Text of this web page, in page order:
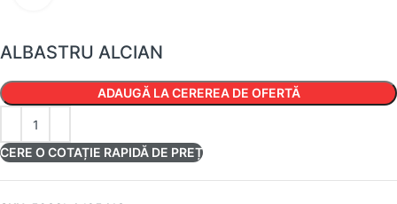
ALBASTRU ALCIAN
ADAUGĂ LA CEREREA DE OFERTĂ
CERE O COTAȚIE RAPIDĂ DE PREȚ